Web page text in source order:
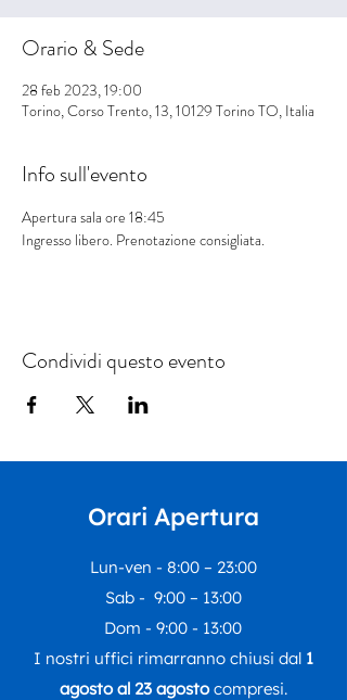
Orario & Sede
28 feb 2023, 19:00
Torino, Corso Trento, 13, 10129 Torino TO, Italia
Info sull'evento
Apertura sala ore 18:45
Ingresso libero. Prenotazione consigliata.
Condividi questo evento
Orari Apertura
Lun-ven - 8:00 – 23:00
Sab - 9:00 – 13:00
Dom - 9:00 - 13:00
I nostri uffici rimarranno chiusi dal 1
agosto al 23 agostocompresi.